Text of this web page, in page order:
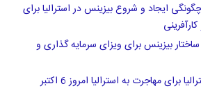
1 -مراحل چگونگی ایجاد و شروع بیزینس در استرالیا برای
2- انتخاب ساختار بیزینس برای ویزای سرمایه گذاری و
برنامه بودجه دولت استرالیا برای مهاجرت به استرالیا امروز 6 اکتبر